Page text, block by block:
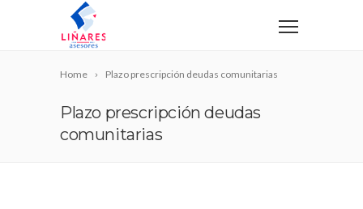
Home Plazo prescripción deudas comunitarias
Plazo prescripción deudas
comunitarias